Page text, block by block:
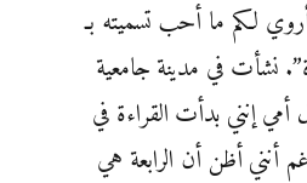
لكم ما أحب تسميته بـ
نشأت في مدينة جامعية
أمي إنني بدأت القراءة في
أنني أظن أن الرابعة هي